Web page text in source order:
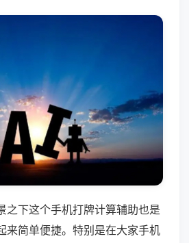
之下这个手机打牌计算辅助也是
来简单便捷。特别是在大家手机